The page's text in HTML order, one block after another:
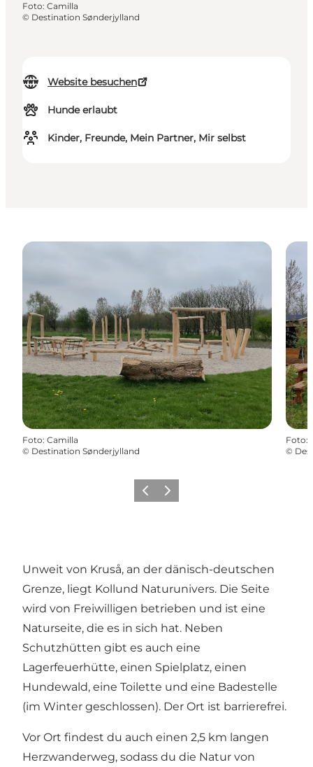
Website besuchen
Hunde erlaubt
Kinder, Freunde, Mein Partner, Mir selbst
Foto: Camilla
© Destination Sønderjylland
Foto: Camilla
© Destination Sønderjylland
Foto:
©
ZurückWeiter
Unweit von Kruså, an der dänisch-deutschen
Grenze, liegt Kollund Naturunivers. Die Seite
wird von Freiwilligen betrieben und ist eine
Naturseite, die es in sich hat. Neben
Schutzhütten gibt es auch eine
Lagerfeuerhütte, einen Spielplatz, einen
Hundewald, eine Toilette und eine Badestelle
(im Winter geschlossen). Der Ort ist barrierefrei.
Vor Ort findest du auch einen 2,5 km langen
Herzwanderweg, sodass du die Natur von